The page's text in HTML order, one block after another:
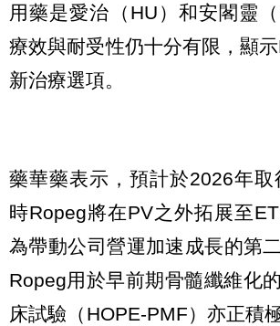
用藥是愛治（HU）和安閣靈
療效與耐受性仍十分有限，顯
新治療選項。
藥華藥表示，預計於2026年取
時Ropeg將在PV之外拓展至
為帶動公司營運加速成長的第
Ropeg用於早前期骨髓纖維化
床試驗（HOPE-PMF）亦正積